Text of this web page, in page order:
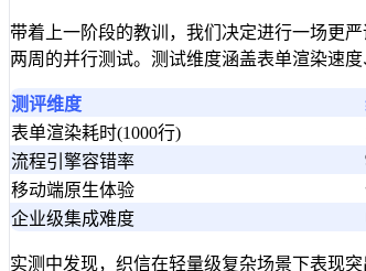
带着上一阶段的教训，我们决定进行一场更
两周的并行测试。测试维度涵盖表单渲染速
测评维度
表单渲染耗时(1000行)
流程引擎容错率
移动端原生体验
企业级集成难度
实测中发现，织信在轻量级复杂场景下表现